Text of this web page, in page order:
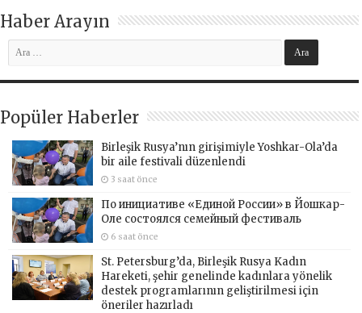
Haber Arayın
Popüler Haberler
Birleşik Rusya’nın girişimiyle Yoshkar-Ola’da
bir aile festivali düzenlendi
3 saat önce
По инициативе «Единой России» в Йошкар-
Оле состоялся семейный фестиваль
6 saat önce
St. Petersburg’da, Birleşik Rusya Kadın
Hareketi, şehir genelinde kadınlara yönelik
destek programlarının geliştirilmesi için
öneriler hazırladı